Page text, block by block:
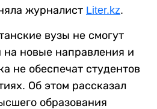
журналист Liter.kz.
вузы не смогут
на новые направления и
не обеспечат студентов
Об этом рассказал
образования